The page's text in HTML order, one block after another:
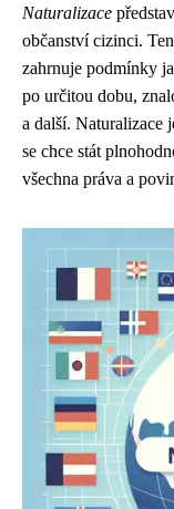
Naturalizace
občanství cizinci.
zahrnuje podmínky
po určitou dobu,
a další. Naturalizace
se chce stát
všechna práva a